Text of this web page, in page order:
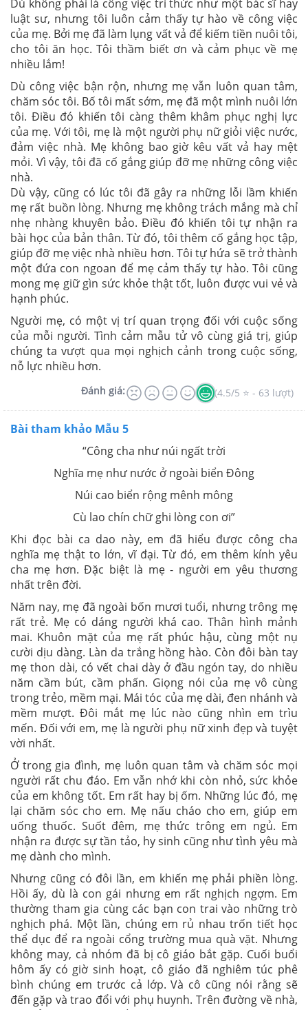
Dù không phải là công việc trí thức như một bác sĩ hay
luật sư, nhưng tôi luôn cảm thấy tự hào về công việc
của mẹ. Bởi mẹ đã làm lụng vất vả để kiếm tiền nuôi tôi,
cho tôi ăn học. Tôi thầm biết ơn và cảm phục về mẹ
nhiều lắm!
Dù công việc bận rộn, nhưng mẹ vẫn luôn quan tâm,
chăm sóc tôi. Bố tôi mất sớm, mẹ đã một mình nuôi lớn
tôi. Điều đó khiến tôi càng thêm khâm phục nghị lực
của mẹ. Với tôi, mẹ là một người phụ nữ giỏi việc nước,
đảm việc nhà. Mẹ không bao giờ kêu vất vả hay mệt
mỏi. Vì vậy, tôi đã cố gắng giúp đỡ mẹ những công việc
nhà.
Dù vậy, cũng có lúc tôi đã gây ra những lỗi lầm khiến
mẹ rất buồn lòng. Nhưng mẹ không trách mắng mà chỉ
nhẹ nhàng khuyên bảo. Điều đó khiến tôi tự nhận ra
bài học của bản thân. Từ đó, tôi thêm cố gắng học tập,
giúp đỡ mẹ việc nhà nhiều hơn. Tôi tự hứa sẽ trở thành
một đứa con ngoan để mẹ cảm thấy tự hào. Tôi cũng
mong mẹ giữ gìn sức khỏe thật tốt, luôn được vui vẻ và
hạnh phúc.
Người mẹ, có một vị trí quan trọng đối với cuộc sống
của mỗi người. Tình cảm mẫu tử vô cùng giá trị, giúp
chúng ta vượt qua mọi nghịch cảnh trong cuộc sống,
nỗ lực nhiều hơn.
Đánh giá: (4.5/5 ⭐ - 63 lượt)
Bài tham khảo Mẫu 5
“Công cha như núi ngất trời
Nghĩa mẹ như nước ở ngoài biển Đông
Núi cao biển rộng mênh mông
Cù lao chín chữ ghi lòng con ơi”
Khi đọc bài ca dao này, em đã hiểu được công cha
nghĩa mẹ thật to lớn, vĩ đại. Từ đó, em thêm kính yêu
cha mẹ hơn. Đặc biệt là mẹ - người em yêu thương
nhất trên đời.
Năm nay, mẹ đã ngoài bốn mươi tuổi, nhưng trông mẹ
rất trẻ. Mẹ có dáng người khá cao. Thân hình mảnh
mai. Khuôn mặt của mẹ rất phúc hậu, cùng một nụ
cười dịu dàng. Làn da trắng hồng hào. Còn đôi bàn tay
mẹ thon dài, có vết chai dày ở đầu ngón tay, do nhiều
năm cầm bút, cầm phấn. Giọng nói của mẹ vô cùng
trong trẻo, mềm mại. Mái tóc của mẹ dài, đen nhánh và
mềm mượt. Đôi mắt mẹ lúc nào cũng nhìn em trìu
mến. Đối với em, mẹ là người phụ nữ xinh đẹp và tuyệt
vời nhất.
Ở trong gia đình, mẹ luôn quan tâm và chăm sóc mọi
người rất chu đáo. Em vẫn nhớ khi còn nhỏ, sức khỏe
của em không tốt. Em rất hay bị ốm. Những lúc đó, mẹ
lại chăm sóc cho em. Mẹ nấu cháo cho em, giúp em
uống thuốc. Suốt đêm, mẹ thức trông em ngủ. Em
nhận ra được sự tần tảo, hy sinh cũng như tình yêu mà
mẹ dành cho mình.
Nhưng cũng có đôi lần, em khiến mẹ phải phiền lòng.
Hồi ấy, dù là con gái nhưng em rất nghịch ngợm. Em
thường tham gia cùng các bạn con trai vào những trò
nghịch phá. Một lần, chúng em rủ nhau trốn tiết học
thể dục để ra ngoài cổng trường mua quà vặt. Nhưng
không may, cả nhóm đã bị cô giáo bắt gặp. Cuối buổi
hôm ấy có giờ sinh hoạt, cô giáo đã nghiêm túc phê
bình chúng em trước cả lớp. Và cô cũng nói rằng sẽ
đến gặp và trao đổi với phụ huynh. Trên đường về nhà,